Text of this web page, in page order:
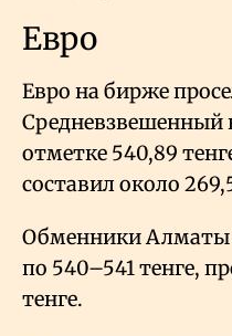
Евро
Евро на бирже
Средневзвешенный
отметке 540,89
составил около
Обменники Алматы
по 540–541 тенге,
тенге.